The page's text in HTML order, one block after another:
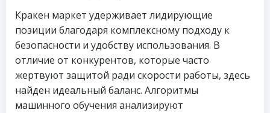
Кракен маркет удерживает лидирующие
позиции благодаря комплексному подходу к
безопасности и удобству использования. В
отличие от конкурентов, которые часто
жертвуют защитой ради скорости работы, здесь
найден идеальный баланс. Алгоритмы
машинного обучения анализируют